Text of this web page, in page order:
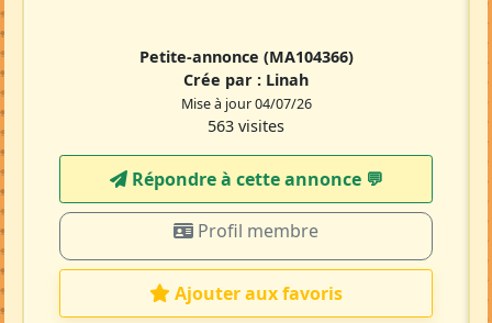
Petite-annonce (MA104366)
Crée par : Linah
Mise à jour 04/07/26
563 visites
Répondre à cette annonce 💬​
Profil membre
Ajouter aux favoris